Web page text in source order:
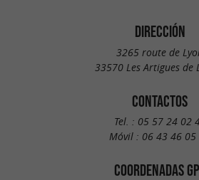
DIRECCIÓN
3265 route de
33570 Les Artigues de
CONTACTOS
Tel. : 05 57 24 02
Móvil : 06 43 46 05
COORDENADAS